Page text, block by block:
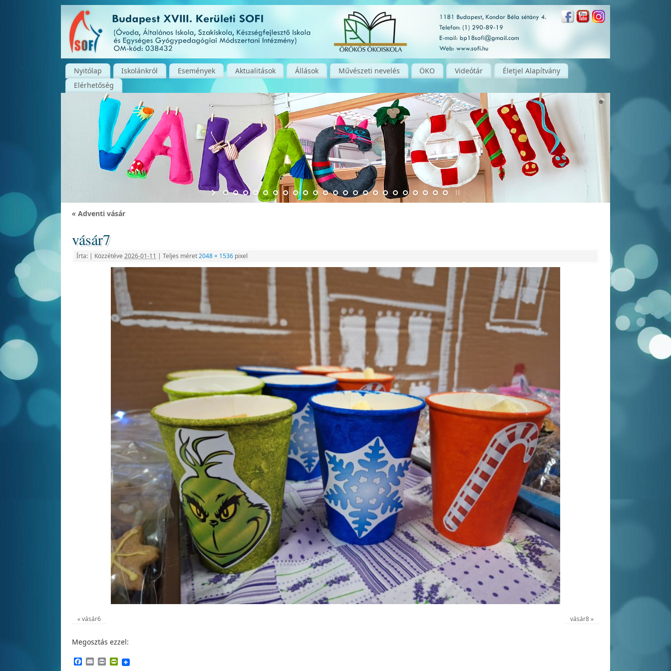
Nyitólap Iskolánkról Események Aktualitások Állások Művészeti nevelés ÖKO Videótár
Életjel Alapítvány
Elérhetőség
« Adventi vásár
vásár7
Írta: | Közzétéve 2026-01-11 | Teljes méret2048 × 1536 pixel
«vásár6 vásár8»
Megosztás ezzel:
Facebook
EmailPrintPrintFriendly